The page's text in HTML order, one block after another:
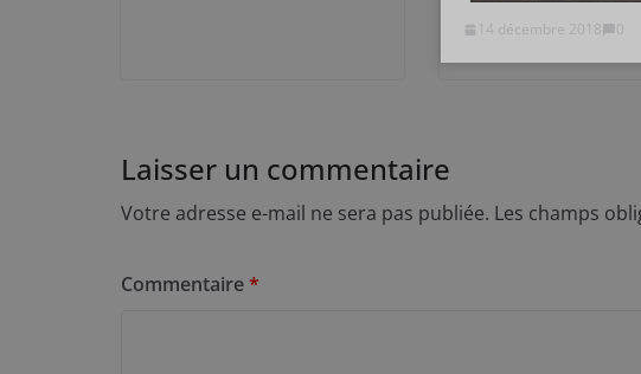
14 décembre 2018 0
Laisser un commentaire
Votre adresse e-mail ne sera pas publiée. Les champs
Commentaire*